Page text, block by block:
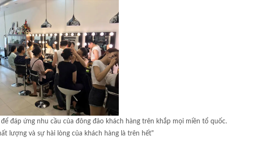
đáp ứng nhu cầu của đông đảo khách hàng trên khắp mọi miền tổ quốc.
lượng và sự hài lòng của khách hàng là trên hết"